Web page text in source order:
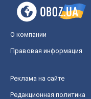
О компании
Правовая информация
Реклама на сайте
Редакционная политика